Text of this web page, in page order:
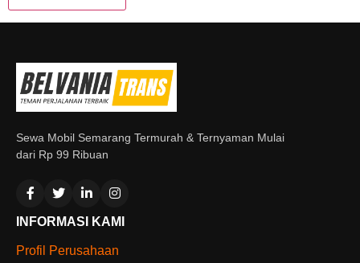
Sewa Mobil Semarang Termurah & Ternyaman Mulai
dari Rp 99 Ribuan
INFORMASI KAMI
Profil Perusahaan